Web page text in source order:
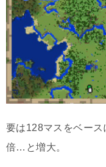
要は128マスをベー
倍…と増大。